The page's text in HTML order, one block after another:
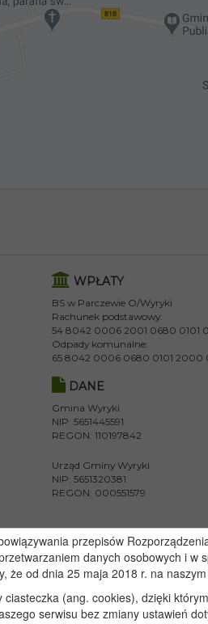
WPŁATY
BS w Parczewie O/Wyryki
Rachunek podstawowy:
54 8042 0006 2001 0680 0101
Odpady komunalne:
65 8042 0006 0680 0101 2000
DANE
Gmina Wyryki
NIP: 5651445591
REGON: 110197842
Urząd Gminy Wyryki
NIP: 5651320381
REGON: 000551579
przepisów
danych osobowych i
że od dnia 25 maja 2018 r. na
(ang. cookies), dzięki
serwisu bez zmiany ustawień